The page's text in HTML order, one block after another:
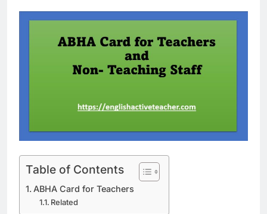
Table of Contents
ABHA Card for Teachers
Related